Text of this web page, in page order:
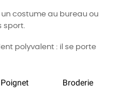
un costume au bureau ou
sport.
polyvalent : il se porte
Poignet Broderie